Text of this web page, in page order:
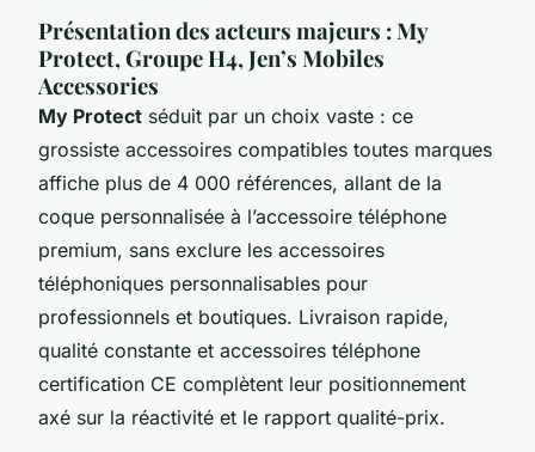
Présentation des acteurs majeurs : My
Protect, Groupe H4, Jen’s Mobiles
Accessories
My Protect séduit par un choix vaste : ce
grossiste accessoires compatibles toutes marques
affiche plus de 4 000 références, allant de la
coque personnalisée à l’accessoire téléphone
premium, sans exclure les accessoires
téléphoniques personnalisables pour
professionnels et boutiques. Livraison rapide,
qualité constante et accessoires téléphone
certification CE complètent leur positionnement
axé sur la réactivité et le rapport qualité-prix.